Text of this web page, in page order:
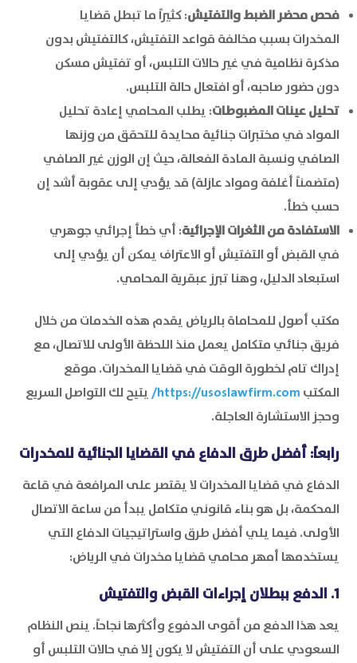
فحص محضر الضبط والتفتيش: كثيراً ما تبطل قضايا
المخدرات بسبب مخالفة قواعد التفتيش، كالتفتيش بدون
مذكرة نظامية في غير حالات التلبس، أو تفتيش مسكن
دون حضور صاحبه، أو افتعال حالة التلبس.
تحليل عينات المضبوطات: يطلب المحامي إعادة تحليل
المواد في مختبرات جنائية محايدة للتحقق من وزنها
الصافي ونسبة المادة الفعالة، حيث إن الوزن غير الصافي
(متضمناً أغلفة ومواد عازلة) قد يؤدي إلى عقوبة أشد إن
حسب خطأ.
الاستفادة من الثغرات الإجرائية: أي خطأ إجرائي جوهري
في القبض أو التفتيش أو الاعتراف يمكن أن يؤدي إلى
استبعاد الدليل، وهنا تبرز عبقرية المحامي.
مكتب أصول للمحاماة بالرياض يقدم هذه الخدمات من خلال
فريق جنائي متكامل يعمل منذ اللحظة الأولى للاتصال، مع
إدراك تام لخطورة الوقت في قضايا المخدرات. موقع
المكتب https://usoslawfirm.com/ يتيح لك التواصل السريع
وحجز الاستشارة العاجلة.
رابعاً: أفضل طرق الدفاع في القضايا الجنائية للمخدرات
الدفاع في قضايا المخدرات لا يقتصر على المرافعة في قاعة
المحكمة، بل هو بناء قانوني متكامل يبدأ من ساعة الاتصال
الأولى. فيما يلي أفضل طرق واستراتيجيات الدفاع التي
يستخدمها أمهر محامي قضايا مخدرات في الرياض:
1. الدفع ببطلان إجراءات القبض والتفتيش
يعد هذا الدفع من أقوى الدفوع وأكثرها نجاحاً. ينص النظام
السعودي على أن التفتيش لا يكون إلا في حالات التلبس أو